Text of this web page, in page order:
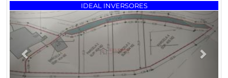
IDEAL INVERSORES
Previous